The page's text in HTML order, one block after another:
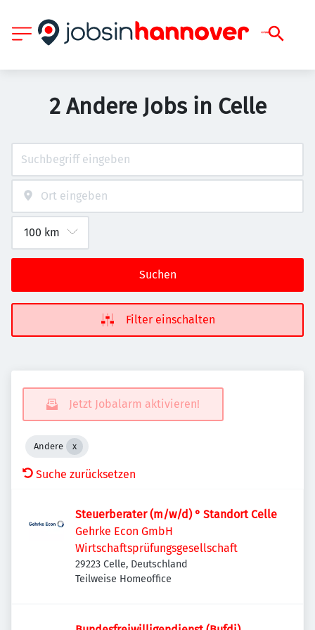
2 Andere Jobs in Celle
Suchen
Filter einschalten
Jetzt Jobalarm aktivieren!
Andere
Suche zurücksetzen
Steuerberater (m/w/d) ° Standort Celle
Gehrke Econ GmbH
Wirtschaftsprüfungsgesellschaft
29223 Celle, Deutschland
Teilweise Homeoffice